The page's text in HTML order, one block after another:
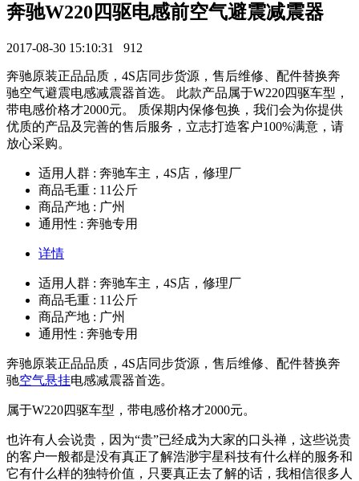
奔驰W220四驱电感前空气避震减震器
2017-08-30 15:10:31 912
奔驰原装正品品质，4S店同步货源，售后维修、配件替换奔
驰空气避震电感减震器首选。 此款产品属于W220四驱车型，
带电感价格才2000元。 质保期内保修包换，我们会为你提供
优质的产品及完善的售后服务，立志打造客户100%满意，请
放心采购。
适用人群 : 奔驰车主，4S店，修理厂
商品毛重 : 11公斤
商品产地 : 广州
通用性 : 奔驰专用
详情
适用人群 : 奔驰车主，4S店，修理厂
商品毛重 : 11公斤
商品产地 : 广州
通用性 : 奔驰专用
奔驰原装正品品质，4S店同步货源，售后维修、配件替换奔
驰空气悬挂电感减震器首选。
属于W220四驱车型，带电感价格才2000元。
也许有人会说贵，因为“贵”已经成为大家的口头禅，这些说贵
的客户一般都是没有真正了解浩渺宇星科技有什么样的服务和
它有什么样的独特价值，只要真正去了解的话，我相信很多人